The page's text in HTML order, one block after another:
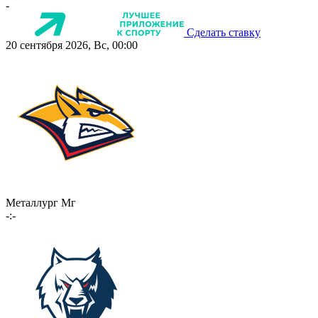
-
Сделать ставку
20 сентября 2026, Вс, 00:00
Металлург Мг
-:-